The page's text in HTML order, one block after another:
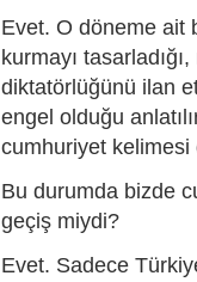
Evet. O döneme ait
kurmayı
diktatörlüğünü ilan
engel olduğu
cumhuriyet kelimesi
Bu durumda bizde
geçiş miydi?
Evet. Sadece